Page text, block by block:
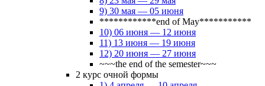
9) 30 мая — 05 июня
************end of May***********
10) 06 июня — 12 июня
11) 13 июня — 19 июня
12) 20 июня — 27 июня
~~~the end of the semester~~~
2 курс очной формы